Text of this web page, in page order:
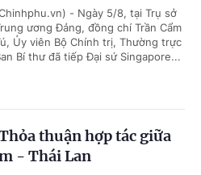
- Ngày 5/8, tại Trụ sở
ương Đảng, đồng chí Trần Cẩm
Ủy viên Bộ Chính trị, Thường trực
Bí thư đã tiếp Đại sứ Singapore...
thuận hợp tác giữa
- Thái Lan